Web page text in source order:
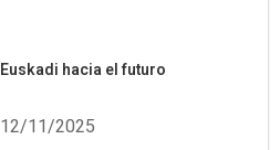
Euskadi hacia el futuro
12/11/2025